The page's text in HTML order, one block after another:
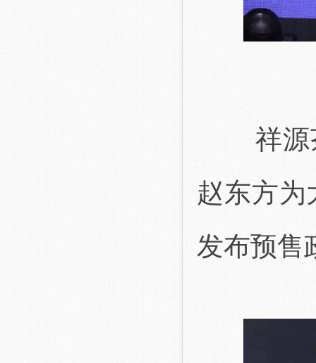
祥源茶
赵东方为
发布预售